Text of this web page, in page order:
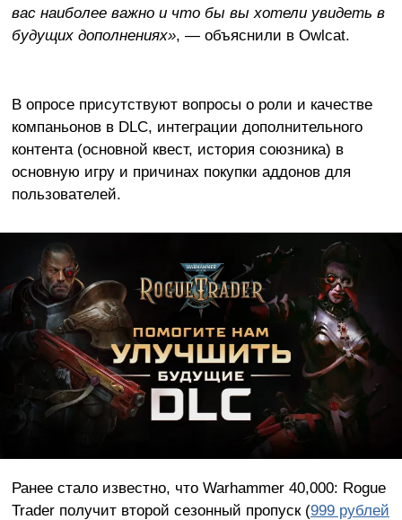
вас наиболее важно и что бы вы хотели увидеть в
будущих дополнениях», — объяснили в Owlcat.
В опросе присутствуют вопросы о роли и качестве
компаньонов в DLC, интеграции дополнительного
контента (основной квест, история союзника) в
основную игру и причинах покупки аддонов для
пользователей.
Ранее стало известно, что Warhammer 40,000: Rogue
Trader получит второй сезонный пропуск (999 рублей